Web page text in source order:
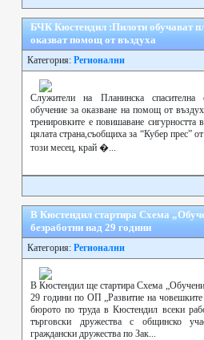
БЧК Кюстендил :Пилоти обучават
оказват помощ от въздуха
Категория: Регионални
Служители на Планинска
обучение за оказване на помощ от
тренировките е повишаване сигурността
цялата страна,съобщиха за “Кубер прес”
този месец, край �...
В Кюстендил стартира Схема
безработни над 29 години
Категория: Регионални
В Кюстендил ще стартира Схема
29 години по ОП „Развитие на
бюрото по труда в Кюстендил всеки
търговски дружества с общинско
граждански дружества по Зак...